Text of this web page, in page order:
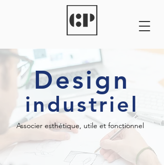
Design
industriel
Associer esthétique, utile et fonctionnel